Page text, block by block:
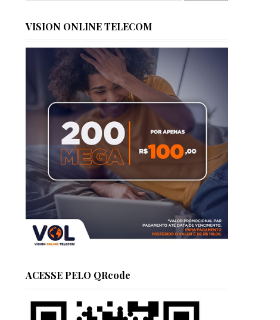
VISION ONLINE TELECOM
ACESSE PELO QRcode